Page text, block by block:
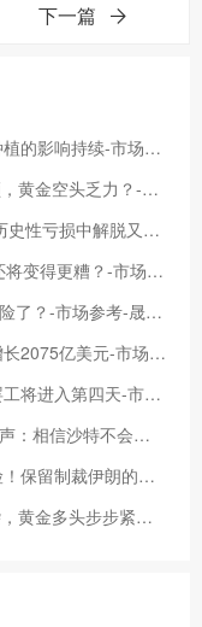
下一篇
关乎每个人的饭碗！厄尔尼诺对大米种植的影响持续-市场参考-晟峰科技数据
GMA每日黄金计划 |美联储利率或见顶，黄金空头乏力？-市场参考-晟峰科技数据
美债收益率涨势还没结束？从2022年历史性亏损中解脱又无望了-市场参考-晟峰科技数据
美国购房申请暴跌至28年新低！情况还将变得更糟？-市场参考-晟峰科技数据
一大“死对头”卷土重来！美股接下来危险了？-市场参考-晟峰数据
美股一片狂欢！七大科技股单日市值增长2075亿美元-市场参考-晟峰科技数据
四天工作制呼声渐大！美国汽车工人罢工将进入第四天-市场参考-晟峰科技数据
沙特本周会再次“棒打空头”吗？白宫发声：相信沙特不会乱来-市场参考-晟峰科技数据
美国财长耶伦：巴以冲突带来经济风险！保留制裁伊朗的选择-市场参考-晟峰科技数据
GMA每日黄金计划 |中东局势越发复杂，黄金多头步步紧逼？-市场参考-晟峰科技数据